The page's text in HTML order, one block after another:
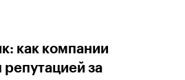
как компании
за